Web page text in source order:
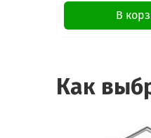
В
Как